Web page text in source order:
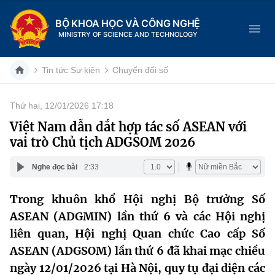
BỘ KHOA HỌC VÀ CÔNG NGHỆ
MINISTRY OF SCIENCE AND TECHNOLOGY
Danh mục
Trang chủ
Giới thiệu
Chức năng nhiệm vụ
Cơ cấu tổ chức
Lịch sử phát triển
Tin tức sự kiện
Khoa học và Công nghệ
Đổi mới sáng tạo
Dịch vụ công
Hệ thống văn bản
Tin tức Sự kiện Chuyển đổi số
Thứ hai, 12/01/2026 17:18
Việt Nam dẫn dắt hợp tác số ASEAN với
vai trò Chủ tịch ADGSOM 2026
Nghe đọc bài 2:33
Trong khuôn khổ Hội nghị Bộ trưởng Số
ASEAN (ADGMIN) lần thứ 6 và các Hội nghị
liên quan, Hội nghị Quan chức Cao cấp Số
ASEAN (ADGSOM) lần thứ 6 đã khai mạc chiều
ngày 12/01/2026 tại Hà Nội, quy tụ đại diện các